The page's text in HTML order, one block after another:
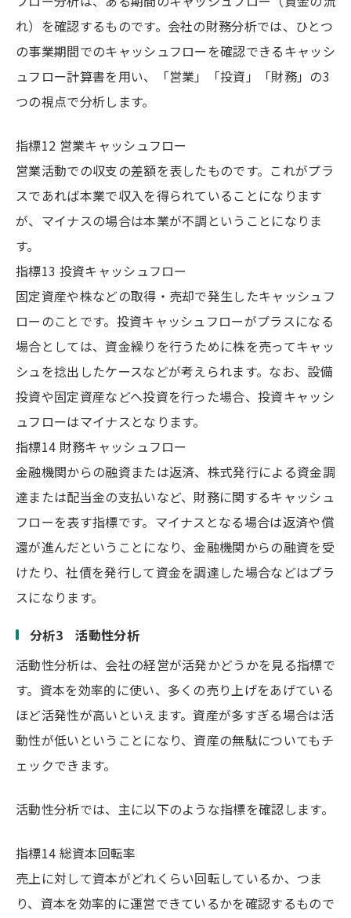
れ）を確認するものです。会社の財務分析では、ひとつ
の事業期間でのキャッシュフローを確認できるキャッシ
ュフロー計算書を用い、「営業」「投資」「財務」の3
つの視点で分析します。
指標12 営業キャッシュフロー
営業活動での収支の差額を表したものです。これがプラ
スであれば本業で収入を得られていることになります
が、マイナスの場合は本業が不調ということになりま
す。
指標13 投資キャッシュフロー
固定資産や株などの取得・売却で発生したキャッシュフ
ローのことです。投資キャッシュフローがプラスになる
場合としては、資金繰りを行うために株を売ってキャッ
シュを捻出したケースなどが考えられます。なお、設備
投資や固定資産などへ投資を行った場合、投資キャッシ
ュフローはマイナスとなります。
指標14 財務キャッシュフロー
金融機関からの融資または返済、株式発行による資金調
達または配当金の支払いなど、財務に関するキャッシュ
フローを表す指標です。マイナスとなる場合は返済や償
還が進んだということになり、金融機関からの融資を受
けたり、社債を発行して資金を調達した場合などはプラ
スになります。
分析3 活動性分析
活動性分析は、会社の経営が活発かどうかを見る指標で
す。資本を効率的に使い、多くの売り上げをあげている
ほど活発性が高いといえます。資産が多すぎる場合は活
動性が低いということになり、資産の無駄についてもチ
ェックできます。
活動性分析では、主に以下のような指標を確認します。
指標14 総資本回転率
売上に対して資本がどれくらい回転しているか、つま
り、資本を効率的に運営できているかを確認するもので